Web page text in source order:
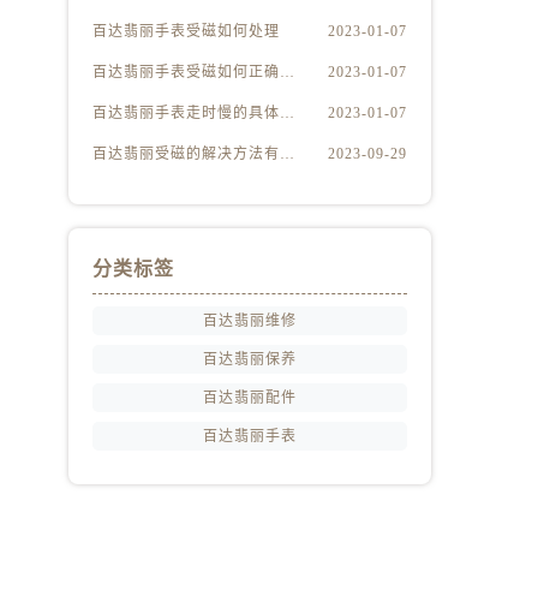
百达翡丽手表受磁如何处理 2023-01-07
百达翡丽手表受磁如何正确消磁 2023-01-07
百达翡丽手表走时慢的具体原因 2023-01-07
百达翡丽受磁的解决方法有哪些（百达翡丽受磁解决方法是什么） 2023-09-29
分类标签
百达翡丽维修
百达翡丽保养
百达翡丽配件
百达翡丽手表